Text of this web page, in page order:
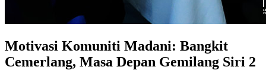
Motivasi Komuniti Madani: Bangkit
Cemerlang, Masa Depan Gemilang Siri 2